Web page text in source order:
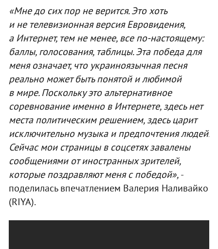
«Мне до сих пор не верится. Это хоть
и не телевизионная версия Евровидения,
а Интернет, тем не менее, все по-настоящему:
баллы, голосования, таблицы. Эта победа для
меня означает, что украиноязычная песня
реально может быть понятой и любимой
в мире. Поскольку это альтернативное
соревнование именно в Интернете, здесь нет
места политическим решением, здесь царит
исключительно музыка и предпочтения людей.
Сейчас мои страницы в соцсетях завалены
сообщениями от иностранных зрителей,
которые поздравляют меня с победой»,-
поделилась впечатлением Валерия Наливайко
(RIYA).